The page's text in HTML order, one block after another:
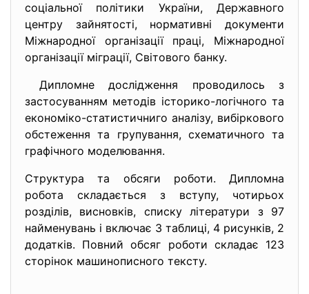
соціальної політики України, Державного
центру зайнятості, нормативні документи
Міжнародної організації праці, Міжнародної
організації міграції, Світового банку.
Дипломне дослідження проводилось з
застосуванням методів історико-логічного та
економіко-статистичниго аналізу, вибіркового
обстеження та групування, схематичного та
графічного моделювання.
Структура та обсяги роботи. Дипломна
робота складається з вступу, чотирьох
розділів, висновків, списку літератури з 97
найменувань і включає 3 таблиці, 4 рисунків, 2
додатків. Повний обсяг роботи складає 123
сторінок машинописного тексту.